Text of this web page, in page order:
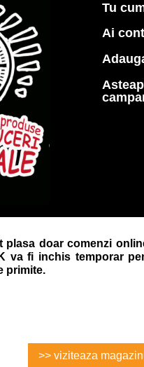
Tu
Ai
plasa doar comenzi
va fi inchis temporar
primite.
>> viziteaza